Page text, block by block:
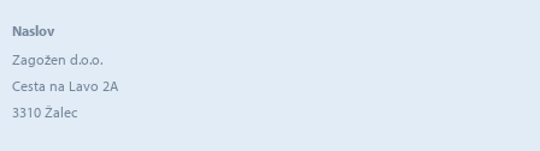
Naslov
Zagožen d.o.o.
Cesta na Lavo 2A
3310 Žalec